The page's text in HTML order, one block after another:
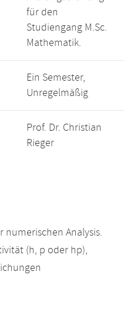
für den
Studiengang M.Sc.
Mathematik.
Ein Semester,
Unregelmäßig
Prof. Dr. Christian
Rieger
Analysis.
(h, p oder hp),